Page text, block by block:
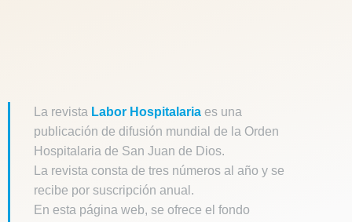
La revista Labor Hospitalaria es una
publicación de difusión mundial de la Orden
Hospitalaria de San Juan de Dios.
La revista consta de tres números al año y se
recibe por suscripción anual.
En esta página web, se ofrece el fondo